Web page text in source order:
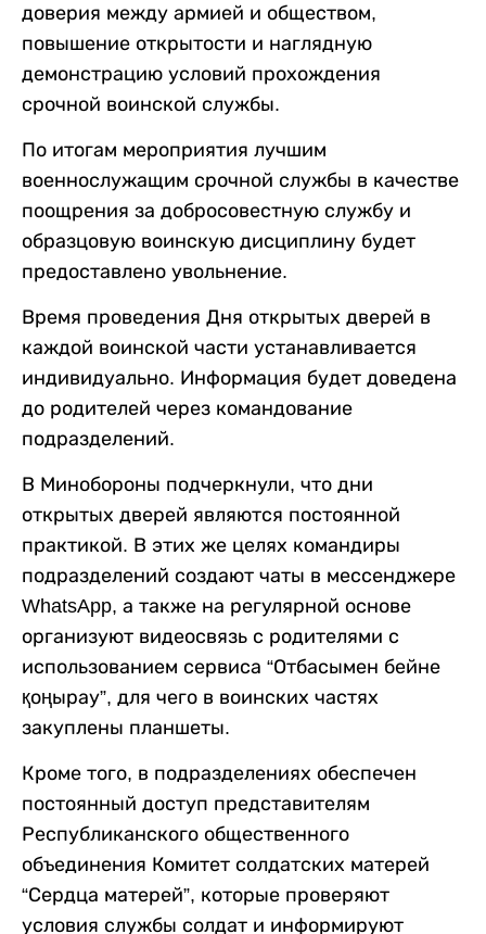
доверия между армией и обществом,
повышение открытости и наглядную
демонстрацию условий прохождения
срочной воинской службы.
По итогам мероприятия лучшим
военнослужащим срочной службы в качестве
поощрения за добросовестную службу и
образцовую воинскую дисциплину будет
предоставлено увольнение.
Время проведения Дня открытых дверей в
каждой воинской части устанавливается
индивидуально. Информация будет доведена
до родителей через командование
подразделений.
В Минобороны подчеркнули, что дни
открытых дверей являются постоянной
практикой. В этих же целях командиры
подразделений создают чаты в мессенджере
WhatsApp, а также на регулярной основе
организуют видеосвязь с родителями с
использованием сервиса “Отбасымен бейне
қоңырау”, для чего в воинских частях
закуплены планшеты.
Кроме того, в подразделениях обеспечен
постоянный доступ представителям
Республиканского общественного
объединения Комитет солдатских матерей
“Сердца матерей”, которые проверяют
условия службы солдат и информируют